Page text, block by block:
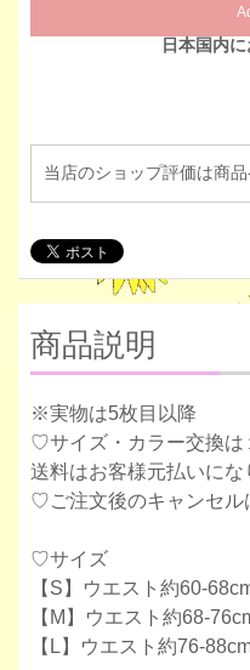
日本国内
当店のショップ評価は商
商品説明
※実物は5枚目以降
♡サイズ・カラー交換は
送料はお客様元払いにな
♡ご注文後のキャンセル
♡サイズ
【S】ウエスト約60-
【M】ウエスト約68-
【L】ウエスト約76-